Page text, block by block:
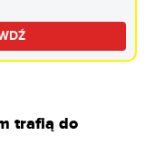
trafią do